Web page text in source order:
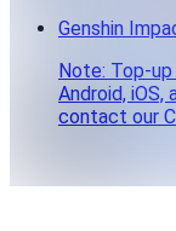
Genshin
Note: Top-
Android, iOS,
contact our